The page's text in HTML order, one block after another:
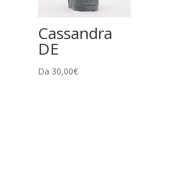
Cassandra
DE
Da 30,00€